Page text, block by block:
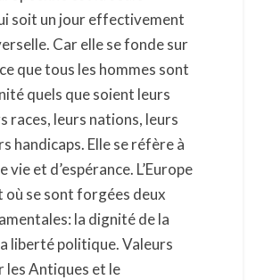
soit un jour effectivement
Car elle se fonde sur
que tous les hommes sont
quels que soient leurs
races, leurs nations, leurs
handicaps. Elle se réfère à
vie et d’espérance. L’Europe
où se sont forgées deux
la dignité de la
liberté politique. Valeurs
les Antiques et le